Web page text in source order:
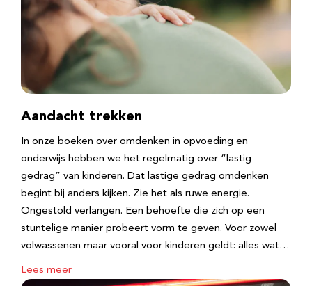
Aandacht trekken
In onze boeken over omdenken in opvoeding en
onderwijs hebben we het regelmatig over “lastig
gedrag” van kinderen. Dat lastige gedrag omdenken
begint bij anders kijken. Zie het als ruwe energie.
Ongestold verlangen. Een behoefte die zich op een
stuntelige manier probeert vorm te geven. Voor zowel
volwassenen maar vooral voor kinderen geldt: alles wat…
Lees meer